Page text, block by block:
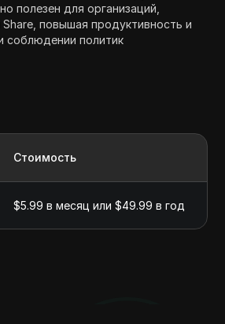
полезен для организаций,
повышая продуктивность и
соблюдении политик
Стоимость
$5.99 в месяц или $49.99 в год